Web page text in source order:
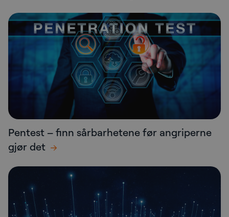
Pentest – finn sårbarhetene før angriperne
gjør det